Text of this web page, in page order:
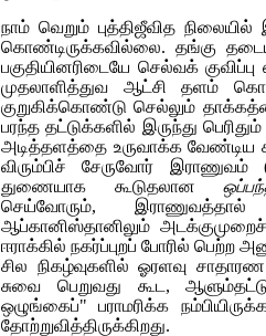
நாம் வெறும் புத்திஜீவித
கொண்டிருக்கவில்லை. தங்கு
பகுதியினரிடையே செல்வக்
முதலாளித்துவ ஆட்சி தளம்
குறுகிக்கொண்டு செல்லும்
பரந்த தட்டுக்களில் இருந்து
அடித்தளத்தை உருவாக்க வேண்டிய
விரும்பிச் சேருவோர் இராணுவம்
துணையாக கூடுதலான
செய்வோரும், இராணுவத்தால்
ஆப்கானிஸ்தானிலும்
ஈராக்கில் நகர்ப்புறப் போரில் பெற்ற
சில நிகழ்வுகளில் ஓரளவு
சுவை பெறுவது கூட,
ஒழுங்கைப்" பராமரிக்க
தோற்றுவித்திருக்கிறது.